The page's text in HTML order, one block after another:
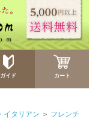
ガイド カート
イタリアン ＞ フレンチ